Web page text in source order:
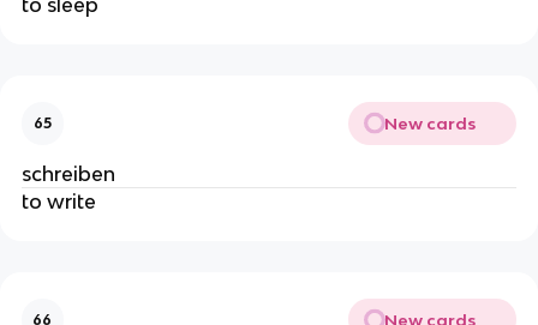
65 New cards
schreiben
to write
66 New cards